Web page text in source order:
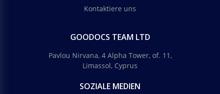
Kontaktiere uns
GOODOCS TEAM LTD
Pavlou Nirvana, 4 Alpha Tower, of. 11,
Limassol, Cyprus
SOZIALE MEDIEN